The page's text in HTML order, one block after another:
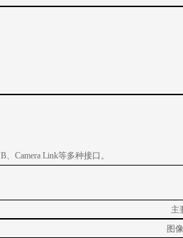
Camera Link等多种接口。
主
图